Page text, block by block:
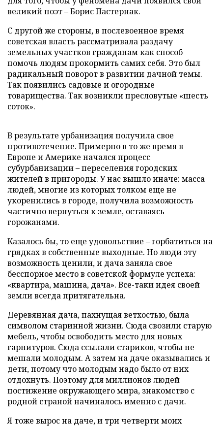
великий поэт – Борис Пастернак.
С другой же стороны, в послевоенное время
советская власть рассматривала раздачу
земельных участков гражданам как способ
помочь людям прокормить самих себя. Это был
радикальный поворот в развитии дачной темы.
Так появились садовые и огородные
товарищества. Так возникли пресловутые «шесть
соток».
В результате урбанизация получила свое
противотечение. Примерно в то же время в
Европе и Америке начался процесс
субурбанизации – переселения городских
жителей в пригороды. У нас вышло иначе: масса
людей, многие из которых толком еще не
укоренились в городе, получила возможность
частично вернуться к земле, оставаясь
горожанами.
Казалось бы, то еще удовольствие – горбатиться на
грядках в собственные выходные. Но люди эту
возможность ценили, и дача заняла свое
бесспорное место в советской формуле успеха:
«квартира, машина, дача». Все-таки идея своей
земли всегда притягательна.
Деревянная дача, пахнущая ветхостью, была
символом старинной жизни. Сюда свозили старую
мебель, чтобы освободить место для новых
гарнитуров. Сюда ссылали стариков, чтобы не
мешали молодым. А затем на даче оказывались и
дети, потому что молодым надо было от них
отдохнуть. Поэтому для миллионов людей
постижение окружающего мира, знакомство с
родной страной начиналось именно с дачи.
Я тоже вырос на даче, и три четверти моих